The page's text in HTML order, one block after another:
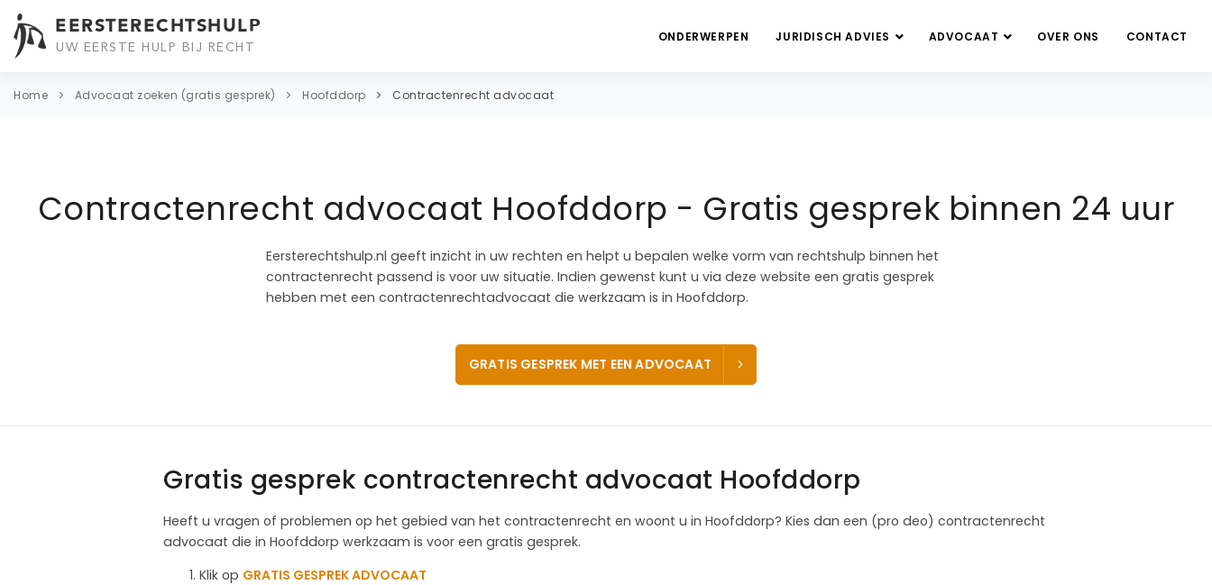
EERSTERECHTSHULP
UW EERSTE HULP BIJ RECHT
ONDERWERPEN JURIDISCH ADVIES ADVOCAAT OVER ONS CONTACT
Home Advocaat zoeken (gratis gesprek) Hoofddorp Contractenrecht advocaat
Contractenrecht advocaat Hoofddorp - Gratis gesprek binnen 24 uur
Eersterechtshulp.nl geeft inzicht in uw rechten en helpt u bepalen welke vorm van rechtshulp binnen het
contractenrecht passend is voor uw situatie. Indien gewenst kunt u via deze website een gratis gesprek
hebben met een contractenrechtadvocaat die werkzaam is in Hoofddorp.
GRATIS GESPREK MET EEN ADVOCAAT
Gratis gesprek contractenrecht advocaat Hoofddorp
Heeft u vragen of problemen op het gebied van het contractenrecht en woont u in Hoofddorp? Kies dan een (pro deo) contractenrecht
advocaat die in Hoofddorp werkzaam is voor een gratis gesprek.
Klik op GRATIS GESPREK ADVOCAAT